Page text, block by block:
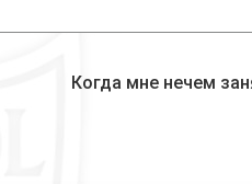
Когда мне нечем